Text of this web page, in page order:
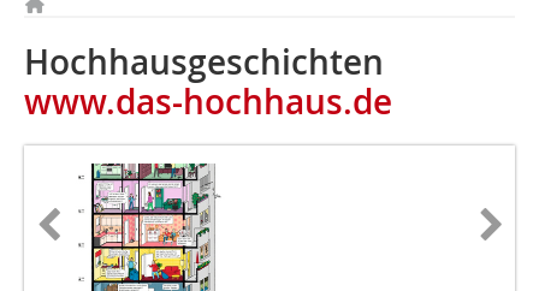
Hochhausgeschichten
www.das-hochhaus.de